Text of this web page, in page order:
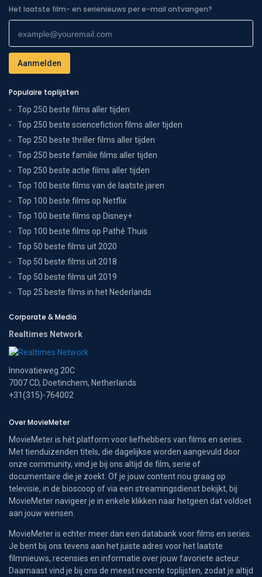
Het laatste film- en serienieuws per e-mail ontvangen?
Populaire toplijsten
Top 250 beste films aller tijden
Top 250 beste sciencefiction films aller tijden
Top 250 beste thriller films aller tijden
Top 250 beste familie films aller tijden
Top 250 beste actie films aller tijden
Top 100 beste films van de laatste jaren
Top 100 beste films op Netflix
Top 100 beste films op Disney+
Top 100 beste films op Pathé Thuis
Top 50 beste films uit 2020
Top 50 beste films uit 2018
Top 50 beste films uit 2019
Top 25 beste films in het Nederlands
Corporate & Media
Realtimes Network
Innovatieweg 20C
7007 CD, Doetinchem, Netherlands
+31(315)-764002
Over MovieMeter
MovieMeter is hét platform voor liefhebbers van films en series.
Met tienduizenden titels, die dagelijkse worden aangevuld door
onze community, vind je bij ons altijd de film, serie of
documentaire die je zoekt. Of je jouw content nou graag op
televisie, in de bioscoop of via een streamingsdienst bekijkt, bij
MovieMeter navigeer je in enkele klikken naar hetgeen dat voldoet
aan jouw wensen.
MovieMeter is echter meer dan een databank voor films en series.
Je bent bij ons tevens aan het juiste adres voor het laatste
filmnieuws, recensies en informatie over jouw favoriete acteur.
Daarnaast vind je bij ons de meest recente toplijsten, zodat je altijd